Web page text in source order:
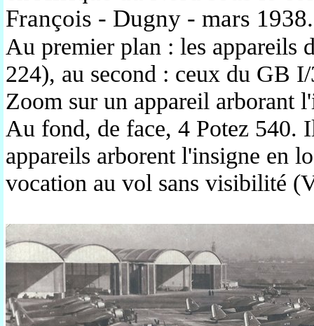
François - Dugny - mars
Au premier plan : les
224), au second : ceux du GB
Zoom sur un appareil arborant
Au fond, de face, 4 Potez 540.
appareils arborent l'insigne en
vocation au vol sans visibilité